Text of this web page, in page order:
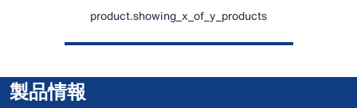
product.showing_x_of_y_products
製品情報